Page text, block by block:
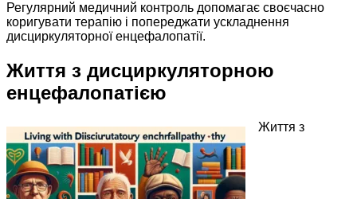
Регулярний медичний контроль допомагає своєчасно
коригувати терапію і попереджати ускладнення
дисциркуляторної енцефалопатії.
Життя з дисциркуляторною
енцефалопатією
Життя з